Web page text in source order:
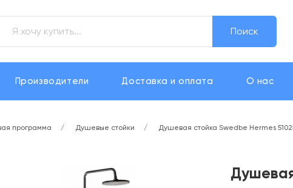
Поиск
Производители Доставка и оплата О нас
программа Душевые стойки Душевая стойка Swedbe Hermes